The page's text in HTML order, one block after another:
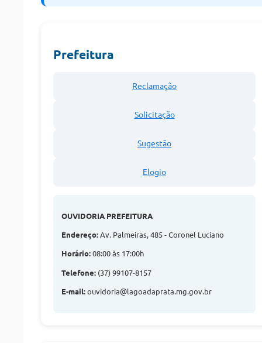
Turismo
Termos de Uso & Política de Privacidade
Prefeitura
Reclamação
Solicitação
Sugestão
Elogio
OUVIDORIA PREFEITURA
Endereço: Av. Palmeiras, 485 - Coronel Luciano
Horário: 08:00 às 17:00h
Telefone: (37) 99107-8157
E-mail: ouvidoria@lagoadaprata.mg.gov.br